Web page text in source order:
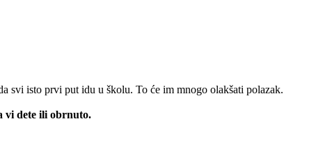
svi isto prvi put idu u školu. To će im mnogo olakšati polazak.
vi dete ili obrnuto.